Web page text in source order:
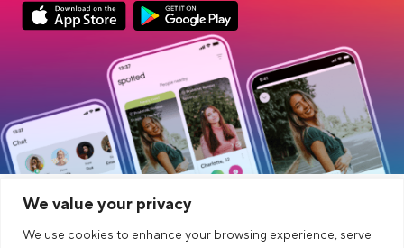
We value your privacy
We use cookies to enhance your browsing experience, serve
Link opens in a new tabLink opens in a new tab
Google Play Download
PRZEDSIĘBIORSTWO